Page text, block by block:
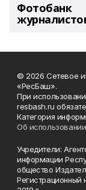
Фотобанк
© 2026 Сетевое
«РесБаш».
При
resbash.ru
Категория
Об
Учредители:
информации
общество